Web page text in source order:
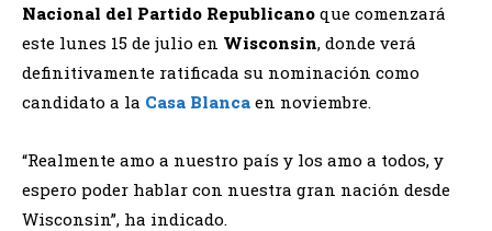
Nacional del Partido Republicano que comenzará
este lunes 15 de julio en Wisconsin, donde verá
definitivamente ratificada su nominación como
candidato a la Casa Blanca en noviembre.
“Realmente amo a nuestro país y los amo a todos, y
espero poder hablar con nuestra gran nación desde
Wisconsin”, ha indicado.